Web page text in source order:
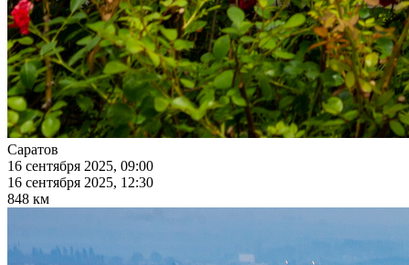
Саратов
16 сентября 2025, 09:00
16 сентября 2025, 12:30
848 км